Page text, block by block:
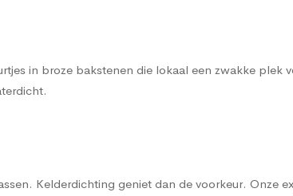
in broze bakstenen die lokaal een zwakke plek
Kelderdichting geniet dan de voorkeur. Onze